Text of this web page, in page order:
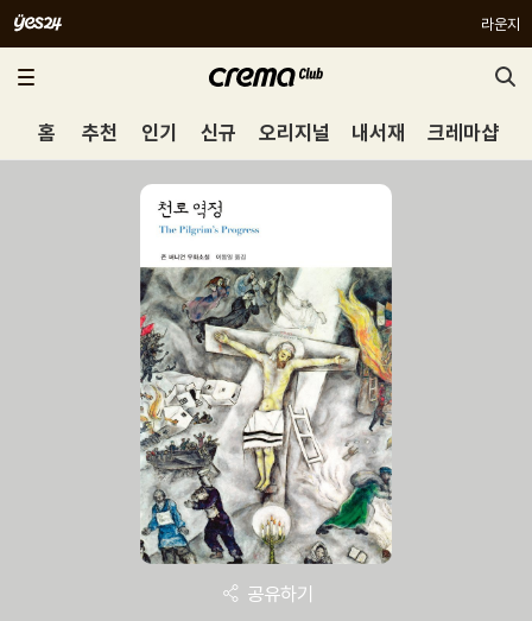
라운지
홈 추천 인기 신규 오리지널 내서재 크레마샵
공유하기